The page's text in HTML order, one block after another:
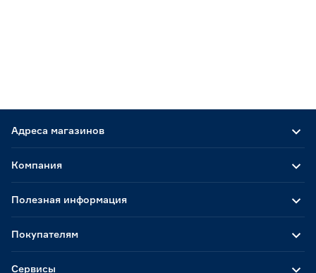
Адреса магазинов
Компания
Полезная информация
Покупателям
Сервисы